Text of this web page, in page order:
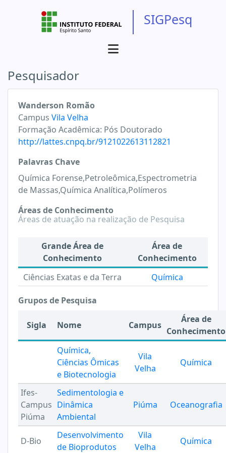
SIGPesq
Pesquisador
Wanderson Romão
Campus Vila Velha
Formação Acadêmica: Pós Doutorado
http://lattes.cnpq.br/9121022613112821
Palavras Chave
Química Forense,Petroleômica,Espectrometria
de Massas,Química Analítica,Polímeros
Áreas de Conhecimento
Áreas de atuação na realização de Pesquisa
Grande Área de
Conhecimento
Área de
Conhecimento
Ciências Exatas e da Terra
Química
Grupos de Pesquisa
Sigla Nome Campus
Área de
Conhecimento
Química,
Ciências Ômicas
e Biotecnologia
Vila
Velha
Química
Ifes-
Campus
Piúma
Sedimentologia e
Dinâmica
Ambiental
Piúma Oceanografia
D-Bio
Desenvolvimento
de Bioprodutos
Vila
Velha
Química